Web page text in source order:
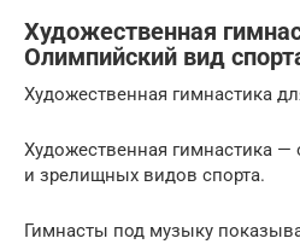
Художественная
Олимпийский вид
Художественная гимнастика
Художественная гимнастика
и зрелищных видов спорта.
Гимнасты под музыку